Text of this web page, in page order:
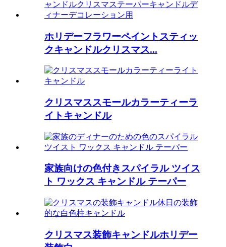
ホリデーフラワーペイントスティッ
クキャンドルクリスマス...
クリスマススモールカラーティーラ
イトキャンドル
家族向けの色付きスパイラル ツイス
ト ワックス キャンドル テーパー
クリスマス装飾キャンドルホリデー